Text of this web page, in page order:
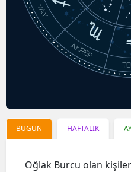
AKREP
YAY
BUGÜN HAFTALIK
Oğlak Burcu olan